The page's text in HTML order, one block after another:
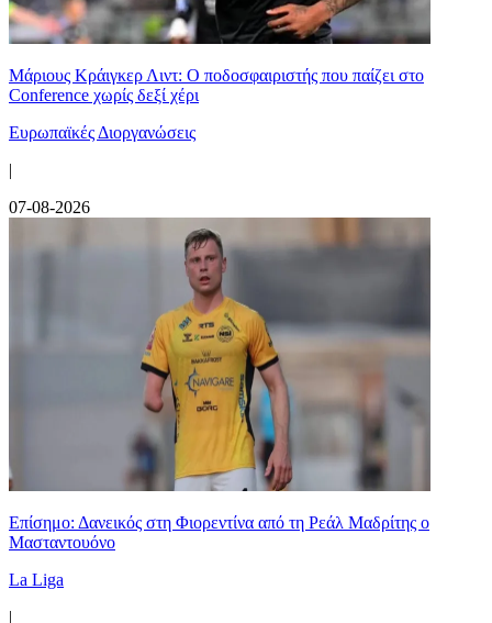
Μάριους Κράιγκερ Λιντ: Ο ποδοσφαιριστής που παίζει στο
Conference χωρίς δεξί χέρι
Ευρωπαϊκές Διοργανώσεις
|
07-08-2026
Επίσημο: Δανεικός στη Φιορεντίνα από τη Ρεάλ Μαδρίτης ο
Μασταντουόνο
La Liga
|